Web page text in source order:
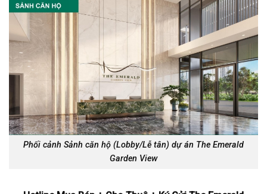
Phối cảnh Sảnh căn hộ (Lobby/Lễ tân) dự án The Emerald
Garden View